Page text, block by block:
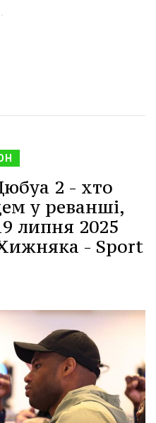
2 - хто
у реванші,
липня 2025
- Sport